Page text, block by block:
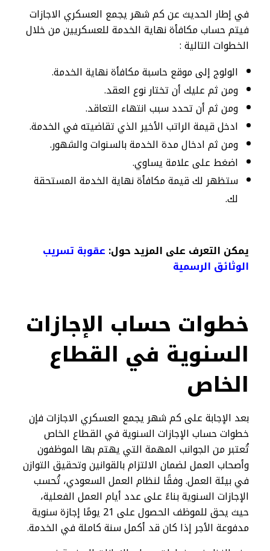
في إطار الحديث عن كم شهر يجمع العسكري الاجازات
فيتم حساب مكافأة نهاية الخدمة للعسكريين من خلال
الخطوات التالية :
الولوج إلى موقع حاسبة مكافأة نهاية الخدمة.
ومن ثم عليك أن تختار نوع العقد.
ومن ثم أن تحدد سبب انتهاء التعاقد.
ادخل قيمة الراتب الأخير الذي تقاضيته في الخدمة.
ومن ثم ادخال مدة الخدمة بالسنوات والشهور.
اضغط على علامة يساوي.
ستظهر لك قيمة مكافأة نهاية الخدمة المستحقة
لك.
يمكن التعرف على المزيد حول: عقوبة تسريب
الوثائق الرسمية
خطوات حساب الإجازات
السنوية في القطاع
الخاص
بعد الإجابة على كم شهر يجمع العسكري الاجازات فإن
خطوات حساب الإجازات السنوية في القطاع الخاص
تُعتبر من الجوانب المهمة التي يهتم بها الموظفون
وأصحاب العمل لضمان الالتزام بالقوانين وتحقيق التوازن
في بيئة العمل. وفقًا لنظام العمل السعودي، تُحسب
الإجازات السنوية بناءً على عدد أيام العمل الفعلية،
حيث يحق للموظف الحصول على 21 يومًا إجازة سنوية
مدفوعة الأجر إذا كان قد أكمل سنة كاملة في الخدمة.